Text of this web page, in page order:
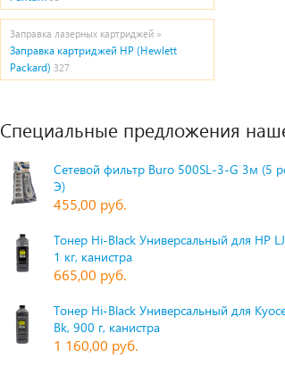
Заправка лазерных картриджей »
Заправка картриджей HP (Hewlett
Packard) 327
Специальные предложения
Сетевой фильтр Buro 500SL-3-G 3м (5
Э)
455,00 руб.
Тонер Hi-Black Универсальный для HP
1 кг, канистра
665,00 руб.
Тонер Hi-Black Универсальный для
Bk, 900 г, канистра
1 160,00 руб.